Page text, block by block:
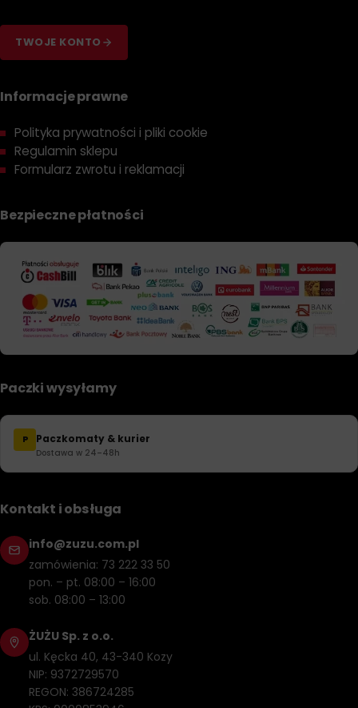
TWOJE KONTO
Informacje prawne
Polityka prywatności i pliki cookie
Regulamin sklepu
Formularz zwrotu i reklamacji
Bezpieczne płatności
Paczki wysyłamy
P Paczkomaty & kurier
Dostawa w 24–48h
Kontakt i obsługa
info@zuzu.com.pl
zamówienia: 73 222 33 50
pon. – pt. 08:00 – 16:00
sob. 08:00 – 13:00
ŻUŻU Sp. z o.o.
ul. Kęcka 40, 43-340 Kozy
NIP: 9372729570
REGON: 386724285